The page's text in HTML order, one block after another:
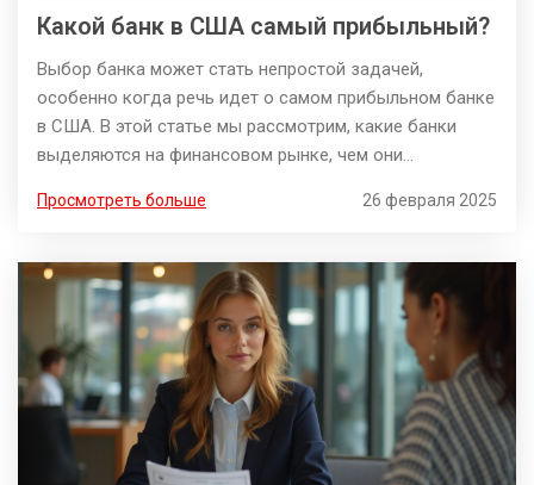
Какой банк в США самый прибыльный?
Выбор банка может стать непростой задачей,
особенно когда речь идет о самом прибыльном банке
в США. В этой статье мы рассмотрим, какие банки
выделяются на финансовом рынке, чем они
на что стоит обратить внимание, если вы решите
фактами о доходах и стратегиях ведущих банков.
Просмотреть больше 26 февраля 2025